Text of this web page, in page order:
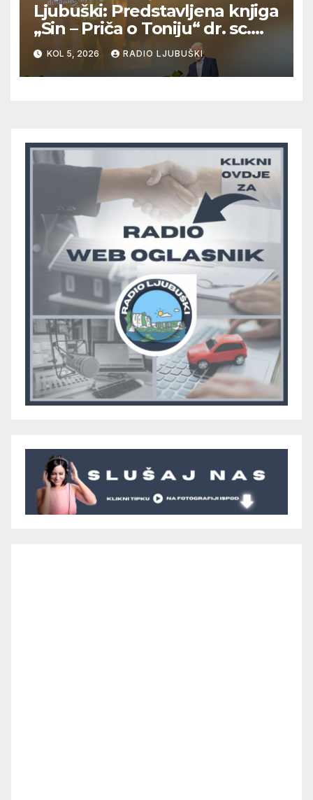
Ljubuški: Predstavljena knjiga
„Sin – Priča o Toniju“ dr. sc.
Zdenka Hercega
KOL 5, 2026 RADIO LJUBUŠKI